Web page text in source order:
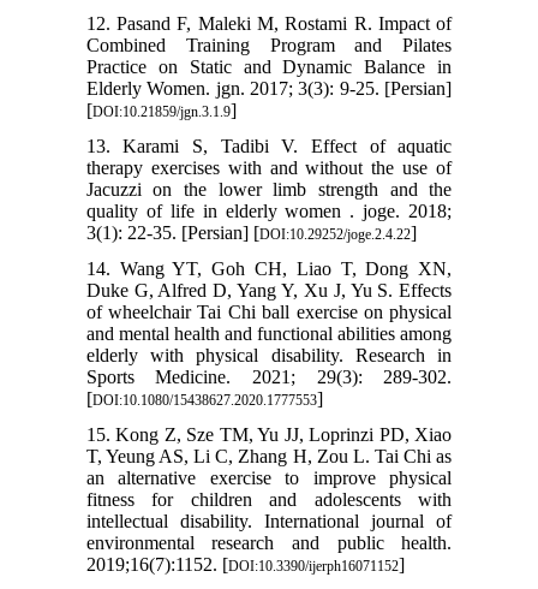
12. Pasand F, Maleki M, Rostami R. Impact of
Combined Training Program and Pilates
Practice on Static and Dynamic Balance in
Elderly Women. jgn. 2017; 3(3): 9-25. [Persian]
[DOI:10.21859/jgn.3.1.9]
13. Karami S, Tadibi V. Effect of aquatic
therapy exercises with and without the use of
Jacuzzi on the lower limb strength and the
quality of life in elderly women . joge. 2018;
3(1): 22-35. [Persian] [DOI:10.29252/joge.2.4.22]
14. Wang YT, Goh CH, Liao T, Dong XN,
Duke G, Alfred D, Yang Y, Xu J, Yu S. Effects
of wheelchair Tai Chi ball exercise on physical
and mental health and functional abilities among
elderly with physical disability. Research in
Sports Medicine. 2021; 29(3): 289-302.‏
[DOI:10.1080/15438627.2020.1777553]
15. Kong Z, Sze TM, Yu JJ, Loprinzi PD, Xiao
T, Yeung AS, Li C, Zhang H, Zou L. Tai Chi as
an alternative exercise to improve physical
fitness for children and adolescents with
intellectual disability. International journal of
environmental research and public health.
2019;16(7):1152.‏ [DOI:10.3390/ijerph16071152]